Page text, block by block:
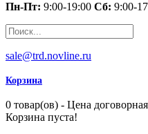
Пн-Пт: 9:00-19:00 Сб: 9:00-
sale@trd.novline.ru
Корзина
0 товар(ов) - Цена договорная
Корзина пуста!